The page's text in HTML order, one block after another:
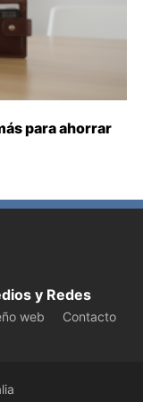
para ahorrar
y Redes
web
Contacto